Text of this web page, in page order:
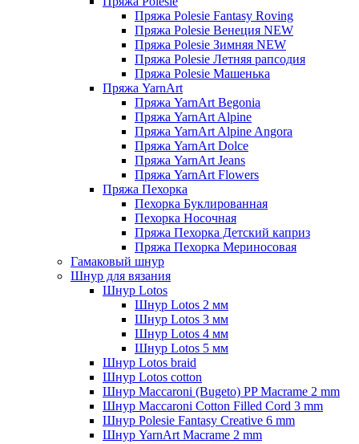
Пряжа Polesie Fantasy Roving
Пряжа Polesie Венеция NEW
Пряжа Polesie Зимняя NEW
Пряжа Polesie Летняя рапсодия
Пряжа Polesie Машенька
Пряжа YarnArt
Пряжа YarnArt Begonia
Пряжа YarnArt Alpine
Пряжа YarnArt Alpine Angora
Пряжа YarnArt Dolce
Пряжа YarnArt Jeans
Пряжа YarnArt Flowers
Пряжа Пехорка
Пехорка Буклированная
Пехорка Носочная
Пряжа Пехорка Детский каприз
Пряжа Пехорка Мериносовая
Гамаковый шнур
Шнур для вязания
Шнур Lotos
Шнур Lotos 2 мм
Шнур Lotos 3 мм
Шнур Lotos 4 мм
Шнур Lotos 5 мм
Шнур Lotos braid
Шнур Lotos cotton
Шнур Maccaroni (Bugeto) PP Macrame 2 mm
Шнур Maccaroni Cotton Filled Cord 3 mm
Шнур Polesie Fantasy Creative 6 mm
Шнур YarnArt Macrame 2 mm